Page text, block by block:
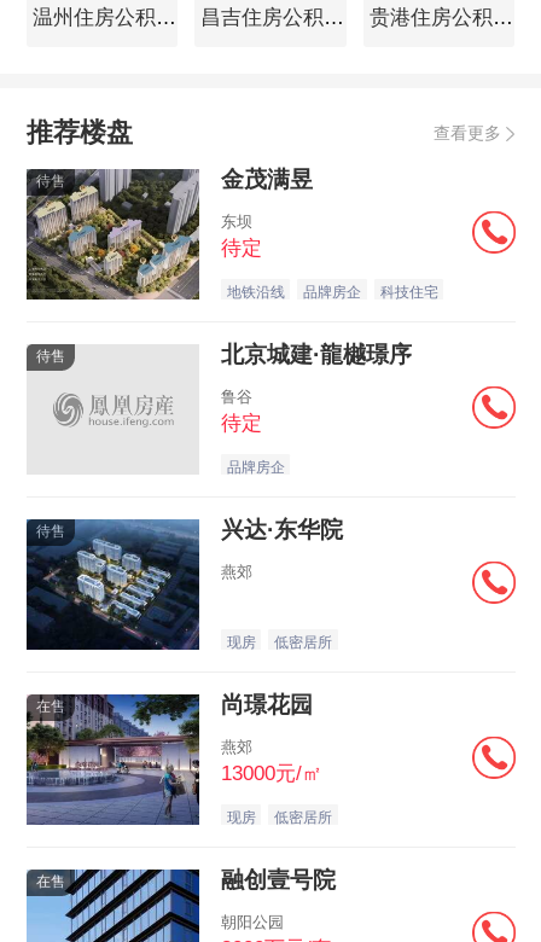
温州住房公积金查询 昌吉住房公积金查询 贵港住房公积金查询
推荐楼盘 查看更多
待售 金茂满昱
东坝
待定
地铁沿线 品牌房企 科技住宅
待售 北京城建·龍樾璟序
鲁谷
待定
品牌房企
待售 兴达·东华院
燕郊
现房 低密居所
在售 尚璟花园
燕郊
13000元/㎡
现房 低密居所
在售 融创壹号院
朝阳公园